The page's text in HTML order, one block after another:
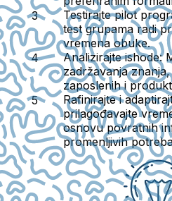
Testirajte pilot
test grupama radi
vremena obuke.
Analizirajte ishode:
zadržavanja
zaposlenih i
Rafinirajte i
prilagođavajte
osnovu povratnih
promenljivih